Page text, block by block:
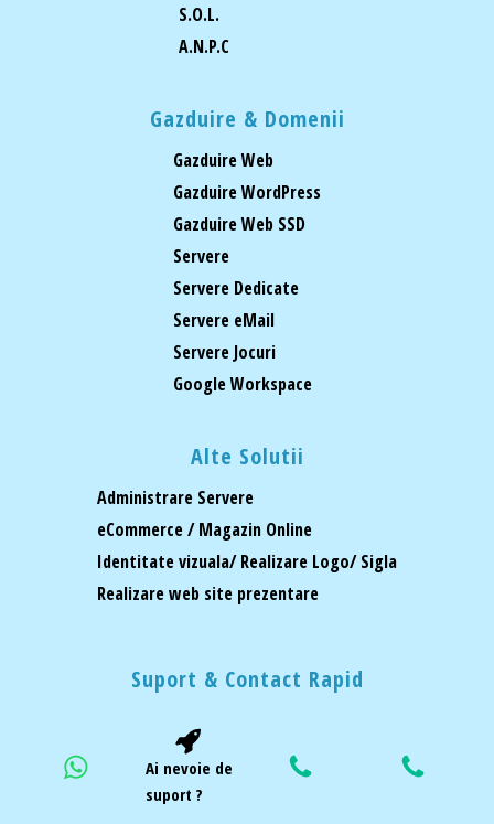
S.O.L.
A.N.P.C
Gazduire & Domenii
Gazduire Web
Gazduire WordPress
Gazduire Web SSD
Servere
Servere Dedicate
Servere eMail
Servere Jocuri
Google Workspace
Alte Solutii
Administrare Servere
eCommerce / Magazin Online
Identitate vizuala/ Realizare Logo/ Sigla
Realizare web site prezentare
Suport & Contact Rapid
Ai nevoie de
suport ?